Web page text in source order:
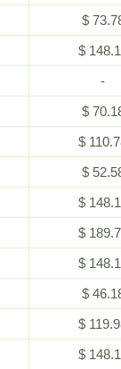
$
$
-
$
$
$
$
$
$
$
$
$